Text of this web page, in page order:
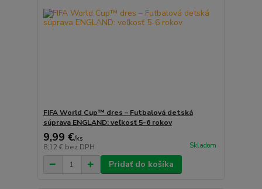
FIFA World Cup™ dres – Futbalová detská
súprava ENGLAND: veľkosť 5-6 rokov
9,99 €/ks
8,12 € bez DPH Skladom
Pridať do košíka